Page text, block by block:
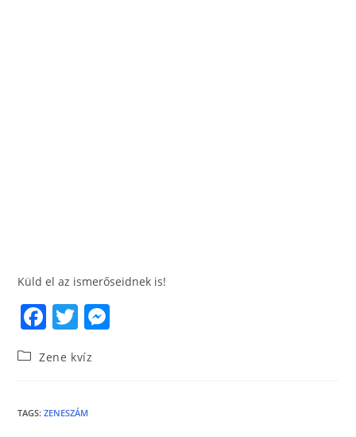
Küld el az ismerőseidnek is!
F
c
b
T
itt
Zene kvíz
TAGS:ZENESZÁM